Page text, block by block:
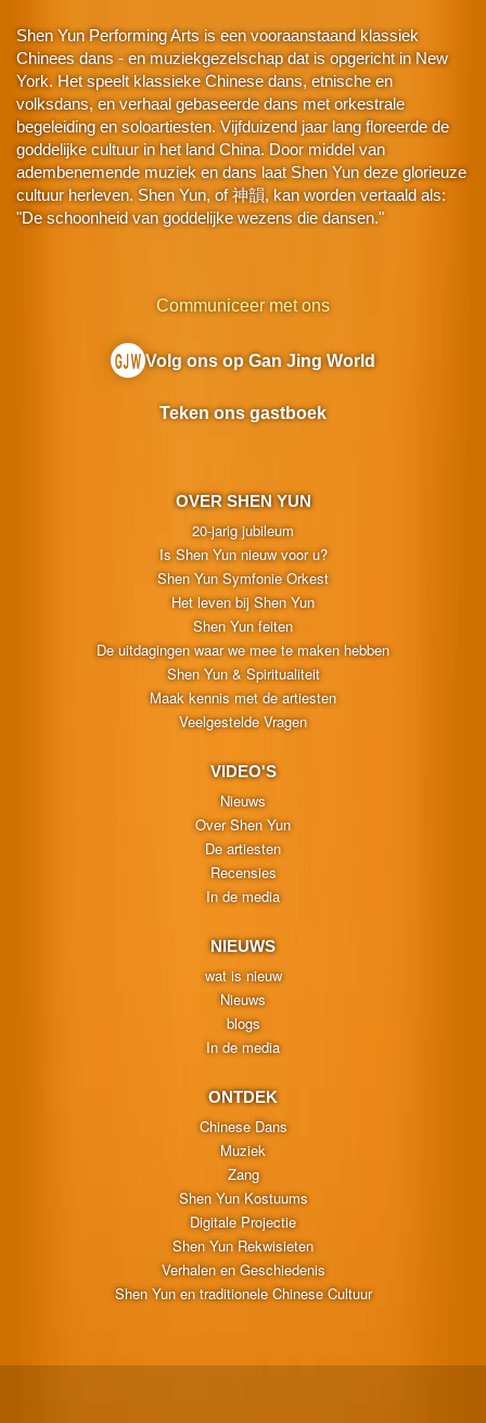
Shen Yun Performing Arts is een vooraanstaand klassiek
Chinees dans - en muziekgezelschap dat is opgericht in New
York. Het speelt klassieke Chinese dans, etnische en
volksdans, en verhaal gebaseerde dans met orkestrale
begeleiding en soloartiesten. Vijfduizend jaar lang floreerde de
goddelijke cultuur in het land China. Door middel van
adembenemende muziek en dans laat Shen Yun deze glorieuze
cultuur herleven. Shen Yun, of 神韻, kan worden vertaald als:
"De schoonheid van goddelijke wezens die dansen."
OVER SHEN YUN
20-jarig jubileum
Is Shen Yun nieuw voor u?
Shen Yun Symfonie Orkest
Het leven bij Shen Yun
Shen Yun feiten
De uitdagingen waar we mee te maken hebben
Shen Yun & Spiritualiteit
Maak kennis met de artiesten
Veelgestelde Vragen
VIDEO'S
Nieuws
Over Shen Yun
De artiesten
Recensies
In de media
NIEUWS
wat is nieuw
Nieuws
blogs
In de media
ONTDEK
Chinese Dans
Muziek
Zang
Shen Yun Kostuums
Digitale Projectie
Shen Yun Rekwisieten
Verhalen en Geschiedenis
Shen Yun en traditionele Chinese Cultuur
Communiceer met ons
Volg ons op Gan Jing World
Teken ons gastboek